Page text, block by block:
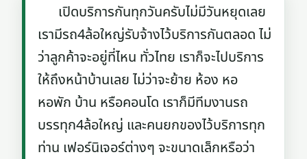
เปิดบริการกันทุกวันครับไม่มีวันหยุดเลย
เรามีรถ4ล้อใหญ่รับจ้างไว้บริการกันตลอด ไม่
ว่าลูกค้าจะอยู่ที่ไหน ทั่วไทย เราก็จะไปบริการ
ให้ถึงหน้าบ้านเลย ไม่ว่าจะย้าย ห้อง หอ
หอพัก บ้าน หรือคอนโด เราก็มีทีมงานรถ
บรรทุก4ล้อใหญ่ และคนยกของไว้บริการทุก
ท่าน เฟอร์นิเจอร์ต่างๆ จะขนาดเล็กหรือว่า